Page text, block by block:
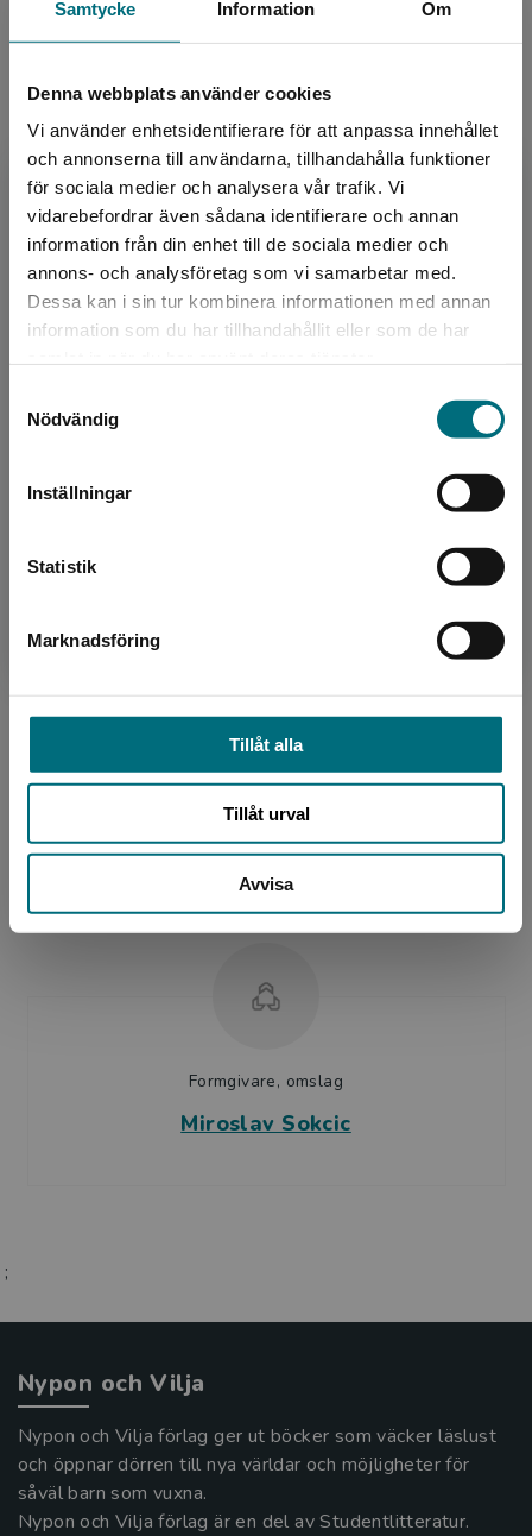
Samtycke Information Om
Denna webbplats använder cookies
Vi använder enhetsidentifierare för att anpassa innehållet
och annonserna till användarna, tillhandahålla funktioner
för sociala medier och analysera vår trafik. Vi
vidarebefordrar även sådana identifierare och annan
information från din enhet till de sociala medier och
annons- och analysföretag som vi samarbetar med.
Dessa kan i sin tur kombinera informationen med annan
information som du har tillhandahållit eller som de har
Nödvändig
Inställningar
Statistik
Marknadsföring
Tillåt alla
Tillåt urval
Avvisa
Begränsad fraktregion
Det verkar som att du besöker
nyponochviljaforlag.se via en enhet utanför
Sverige. För att kunna slutföra ett köp måste
budskapet fram.
Marianne Ericson, BTJ
Sagt om Viljas lättlästa version av Bortom mammas
gata:
Läsvärd, berättad på ett drabbande och fängslande
Christine Karlsson, BTJ
Upphovspersoner
Författare
Alexandra Pascalidou
och programledare. Hon har varit kolumnist i
tidningarna Journalisten och Metro. Pascalidou
Marika Rasmusson
Marika Rasmusson är journalist och författare.
Hon har tidigare även jobbat som sfi-lärare,
och skriver böcker i olika genrer. Serien
Formgivare, omslag
Miroslav Sokcic
;
Nypon och Vilja
Nypon och Vilja förlag ger ut böcker som väcker läslust
och öppnar dörren till nya världar och möjligheter för
såväl barn som vuxna.
Nypon och Vilja förlag är en del av Studentlitteratur.